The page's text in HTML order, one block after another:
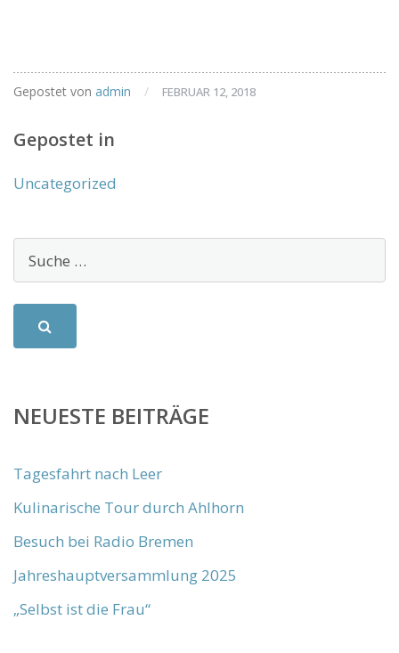
Gepostet von admin / FEBRUAR 12, 2018
Gepostet in
Uncategorized
NEUESTE BEITRÄGE
Tagesfahrt nach Leer
Kulinarische Tour durch Ahlhorn
Besuch bei Radio Bremen
Jahreshauptversammlung 2025
„Selbst ist die Frau“